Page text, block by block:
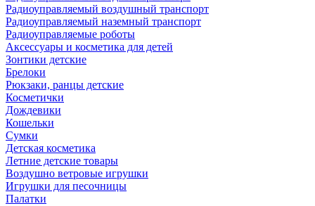
Радиоуправляемый воздушный транспорт
Радиоуправляемый наземный транспорт
Радиоуправляемые роботы
Аксессуары и косметика для детей
Зонтики детские
Брелоки
Рюкзаки, ранцы детские
Косметички
Дождевики
Кошельки
Сумки
Детская косметика
Летние детские товары
Воздушно ветровые игрушки
Игрушки для песочницы
Палатки